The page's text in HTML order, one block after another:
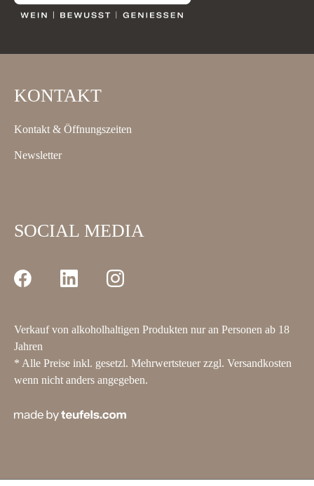
KONTAKT
Kontakt & Öffnungszeiten
Newsletter
SOCIAL MEDIA
Verkauf von alkoholhaltigen Produkten nur an Personen ab 18
Jahren
* Alle Preise inkl. gesetzl. Mehrwertsteuer zzgl. Versandkosten
wenn nicht anders angegeben.